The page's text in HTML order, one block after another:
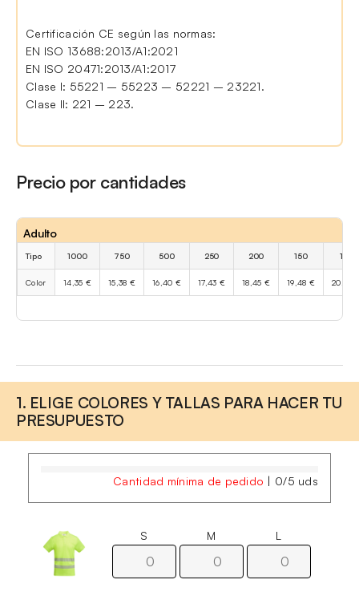
Certificación CE según las normas:
EN ISO 13688:2013/A1:2021
EN ISO 20471:2013/A1:2017
Clase I: 55221 – 55223 – 52221 – 23221.
Clase II: 221 – 223.
Precio por cantidades
Adulto
Tipo 1000 750 500 250 200 150 100
Color 14,35 € 15,38 € 16,40 € 17,43 € 18,45 € 19,48 € 20,50
1. ELIGE COLORES Y TALLAS PARA HACER TU
PRESUPUESTO
Cantidad mínima de pedido | 0/5 uds
S M L